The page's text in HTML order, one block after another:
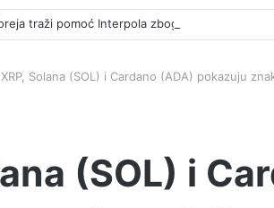
XRP, Solana (SOL) i Cardano (ADA) pokazuju
(SOL) i